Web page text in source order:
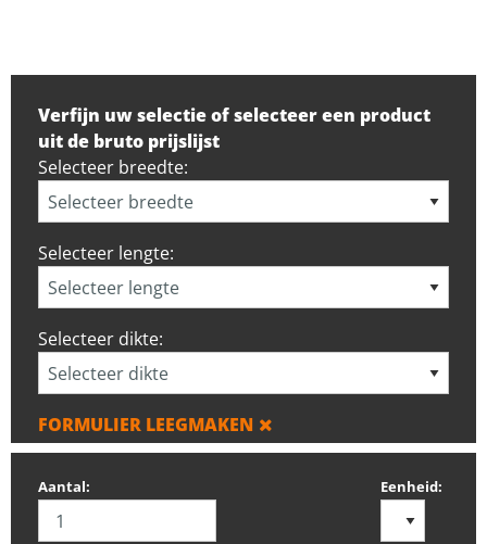
Verfijn uw selectie of selecteer een product
uit de bruto prijslijst
Selecteer breedte:
Selecteer lengte:
Selecteer dikte:
FORMULIER LEEGMAKEN
Aantal: Eenheid: